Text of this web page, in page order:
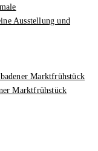
Ausstellung und
Marktfrühstück